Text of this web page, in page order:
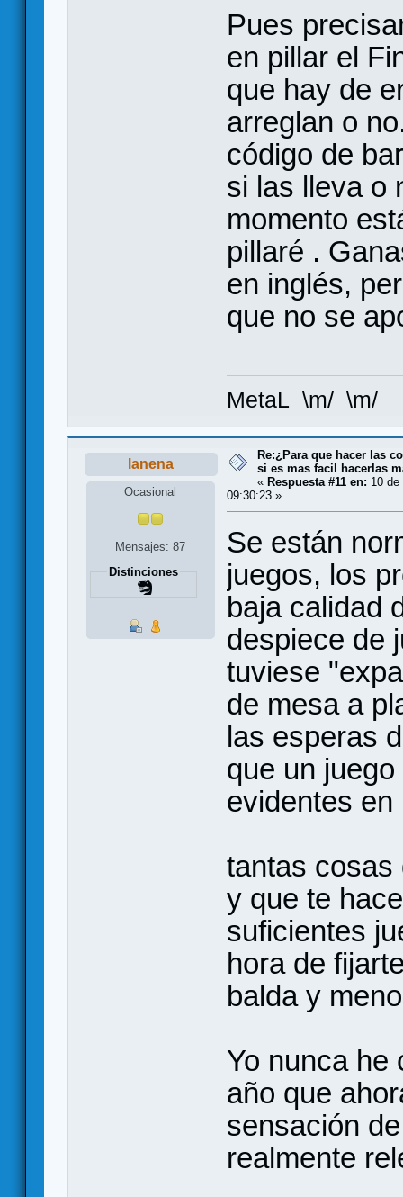
Pues
en pillar el
que hay de
arreglan o
código de
si las lleva o
momento
pillaré .
en inglés,
que no se
MetaL \m/ \m/
lanena
Ocasional
Mensajes: 87
Distinciones
Re:¿Para que hacer las
si es mas facil hacerlas
« Respuesta #11 en: 10 de
09:30:23 »
Se están
juegos, los
baja calidad
despiece de
tuviese
de mesa a
las esperas
que un
evidentes
tantas cosas
y que te
suficientes
hora de
balda y
Yo nunca he
año que
sensación
realmente